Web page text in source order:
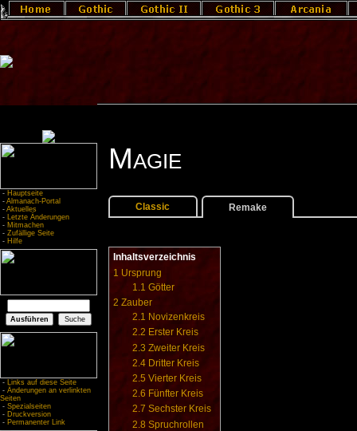
- Hauptseite
- Almanach-Portal
- Aktuelles
- Letzte Änderungen
- Mitmachen
- Zufällige Seite
- Hilfe
- Links auf diese Seite
- Änderungen an verlinkten
Seiten
- Spezialseiten
- Druckversion
- Permanenter Link
Magie
Classic Remake
Inhaltsverzeichnis
1 Ursprung
1.1 Götter
2 Zauber
2.1 Novizenkreis
2.2 Erster Kreis
2.3 Zweiter Kreis
2.4 Dritter Kreis
2.5 Vierter Kreis
2.6 Fünfter Kreis
2.7 Sechster Kreis
2.8 Spruchrollen